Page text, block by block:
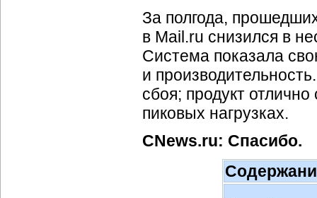
За полгода,
в Mail.ru снизился в
Система показала
и
сбоя; продукт
пиковых нагрузках.
CNews.ru: Спасибо.